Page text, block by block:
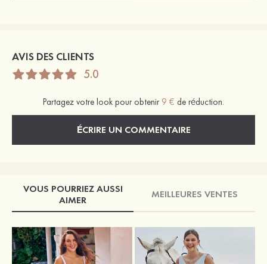
AVIS DES CLIENTS
5.0
Partagez votre look pour obtenir 9 € de réduction.
ÉCRIRE UN COMMENTAIRE
VOUS POURRIEZ AUSSI
AIMER
MEILLEURES VENTES